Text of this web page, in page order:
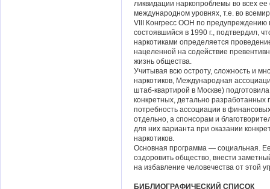
ликвидации наркопроблемы во всех
международном уровнях, т.е. во
VIII Конгресс ООН по
состоявшийся в 1990 г., подтвердил,
наркотиками определяется
нацеленной на содействие
жизнь общества.
Учитывая всю остроту, сложность и
наркотиков, Международная
штаб-квартирой в Москве)
конкретных, детально разработанных
потребность ассоциации в
отдельно, а спонсорам и
для них варианта при оказании
наркотиков.
Основная программа — социальная.
оздоровить общество, внести
на избавление человечества от этой
БИБЛИОГРАФИЧЕСКИЙ СПИСОК